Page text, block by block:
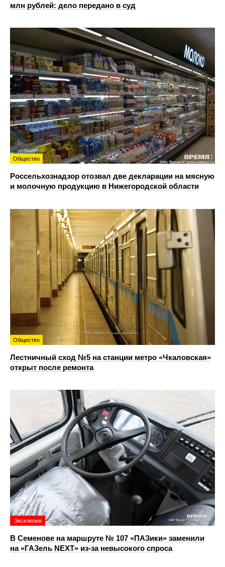
млн рублей: дело передано в суд
Общество
Россельхознадзор отозвал две декларации на мясную
и молочную продукцию в Нижегородской области
Общество
Лестничный сход №5 на станции метро «Чкаловская»
открыт после ремонта
Эксклюзив
В Семенове на маршруте № 107 «ПАЗики» заменили
на «ГАЗель NEXT» из‑за невысокого спроса